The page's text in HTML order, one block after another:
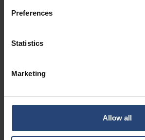
Preferences
Statistics
Marketing
Allow all